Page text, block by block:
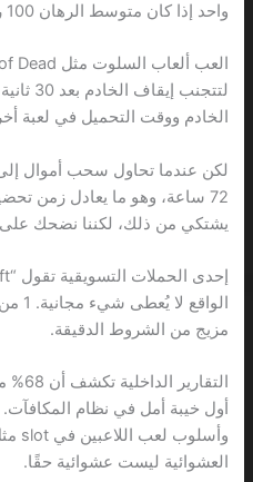
واحد إذا كان متوسط الرهان 100 ريال.
لتتجنب
الخادم ووقت التحميل في لعبة
لكن عندما تحاول سحب أموال
72 ساعة، وهو ما يعادل زمن
يشتكي من ذلك، لكننا نضحك على
مزيج من الشروط الدقيقة.
أول خيبة أمل في نظام المكافآت.
العشوائية ليست عشوائية حقًا.